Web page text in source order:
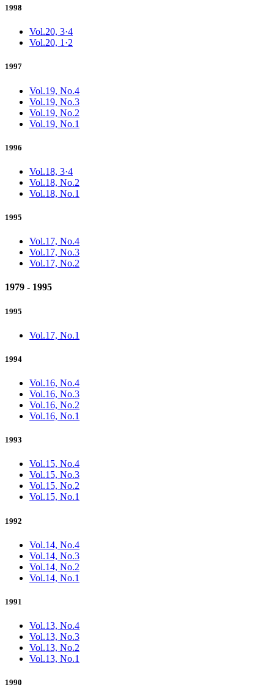
1998
Vol.20, 3·4
Vol.20, 1·2
1997
Vol.19, No.4
Vol.19, No.3
Vol.19, No.2
Vol.19, No.1
1996
Vol.18, 3·4
Vol.18, No.2
Vol.18, No.1
1995
Vol.17, No.4
Vol.17, No.3
Vol.17, No.2
1979 - 1995
1995
Vol.17, No.1
1994
Vol.16, No.4
Vol.16, No.3
Vol.16, No.2
Vol.16, No.1
1993
Vol.15, No.4
Vol.15, No.3
Vol.15, No.2
Vol.15, No.1
1992
Vol.14, No.4
Vol.14, No.3
Vol.14, No.2
Vol.14, No.1
1991
Vol.13, No.4
Vol.13, No.3
Vol.13, No.2
Vol.13, No.1
1990